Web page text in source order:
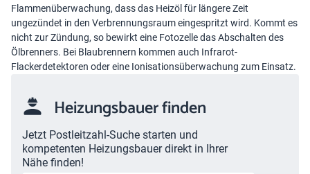
Flammenüberwachung, dass das Heizöl für längere Zeit
ungezündet in den Verbrennungsraum eingespritzt wird. Kommt es
nicht zur Zündung, so bewirkt eine Fotozelle das Abschalten des
Ölbrenners. Bei Blaubrennern kommen auch Infrarot-
Flackerdetektoren oder eine Ionisationsüberwachung zum Einsatz.
Heizungsbauer finden
Jetzt Postleitzahl-Suche starten und
kompetenten Heizungsbauer direkt in Ihrer
Nähe finden!